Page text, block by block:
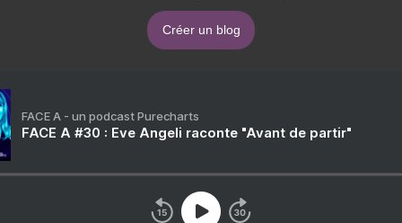
Créer un blog
FACE A - un podcast Purecharts
FACE A #30 : Eve Angeli raconte "Avant de partir"